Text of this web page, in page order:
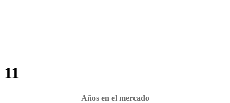
11
Años en el mercado